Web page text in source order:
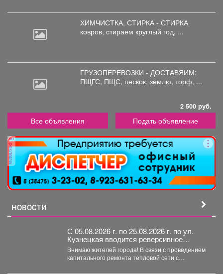
ХИМЧИСТКА, СТИРКА - СТИРКА
ковров, стираем круглый год, ...
ГРУЗОПЕРЕВОЗКИ - ДОСТАВЯИМ:
ПЩГС, ПЩС, пескок, землю, торф, ...
2 500 руб.
Все объявления Подать объявление
реклама
НОВОСТИ
С 05.08.2026 г. по 25.08.2026 г. по ул.
Кузнецкая вводится реверсивное
движения для автотранспорта
Внимаю жителей города! В связи с проведением
капитального ремонта тепловой сети с